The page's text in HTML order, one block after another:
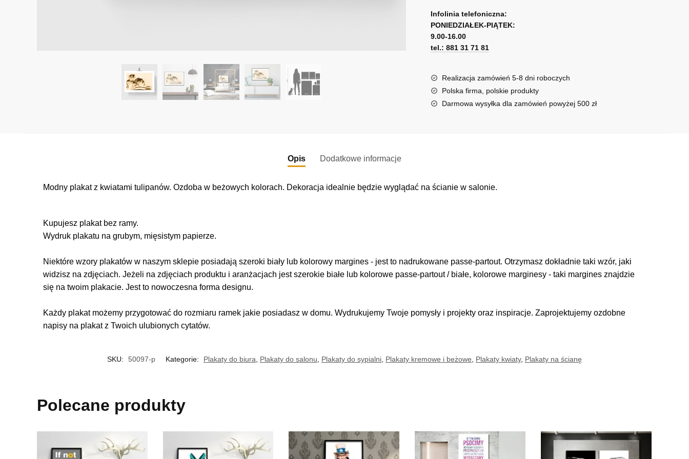
plakacie
l
t
e
r
a
t
i
Infolinia telefoniczna:
PONIEDZIAŁEK-PIĄTEK:
9.00-16.00
tel.: 881 31 71 81
Realizacja zamówień 5-8 dni roboczych
Polska firma, polskie produkty
Darmowa wysyłka dla zamówień powyżej 500 zł
Opis Dodatkowe informacje
Modny plakat z kwiatami tulipanów. Ozdoba w beżowych kolorach. Dekoracja idealnie będzie wyglądać na ścianie w salonie.
Kupujesz plakat bez ramy.
Wydruk plakatu na grubym, mięsistym papierze.
Niektóre wzory plakatów w naszym sklepie posiadają szeroki biały lub kolorowy margines - jest to nadrukowane passe-partout. Otrzymasz dokładnie taki wzór, jaki
widzisz na zdjęciach. Jeżeli na zdjęciach produktu i aranżacjach jest szerokie białe lub kolorowe passe-partout / białe, kolorowe marginesy - taki margines znajdzie
się na twoim plakacie. Jest to nowoczesna forma designu.
Każdy plakat możemy przygotować do rozmiaru ramek jakie posiadasz w domu. Wydrukujemy Twoje pomysły i projekty oraz inspiracje. Zaprojektujemy ozdobne
napisy na plakat z Twoich ulubionych cytatów.
SKU: 50097-p Kategorie: Plakaty do biura Plakaty do salonu Plakaty do sypialni Plakaty kremowe i beżowe Plakaty kwiaty, Plakaty na ścianę
Polecane produkty